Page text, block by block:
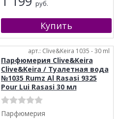
руб.
арт.: Clive&Keira 1035 - 30 ml
Парфюмерия Clive&Keira
Clive&Keira / Туалетная вода
№1035 Rumz Al Rasasi 9325
Pour Lui Rasasi 30 мл
Парфюмерия